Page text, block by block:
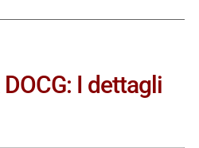
I dettagli